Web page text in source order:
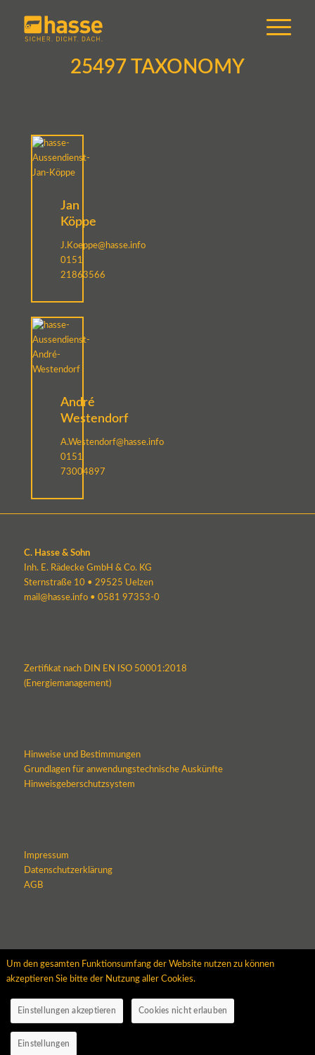
25497 TAXONOMY
Jan
Köppe
J.Koeppe@hasse.info
0151
21863566
André
Westendorf
A.Westendorf@hasse.info
0151
73004897
C. Hasse & Sohn
Inh. E. Rädecke GmbH & Co. KG
Sternstraße 10 • 29525 Uelzen
mail@hasse.info• 0581 97353-0
Zertifikat nach DIN EN ISO 50001:2018
(Energiemanagement)
Hinweise und Bestimmungen
Grundlagen für anwendungstechnische Auskünfte
Hinweisgeberschutzsystem
Impressum
Datenschutzerklärung
AGB
Um den gesamten Funktionsumfang der Website nutzen zu können
akzeptieren Sie bitte der Nutzung aller Cookies.
Einstellungen akzeptieren Cookies nicht erlauben
Einstellungen